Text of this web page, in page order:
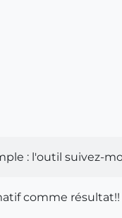
: l'outil suivez-
comme résultat!!